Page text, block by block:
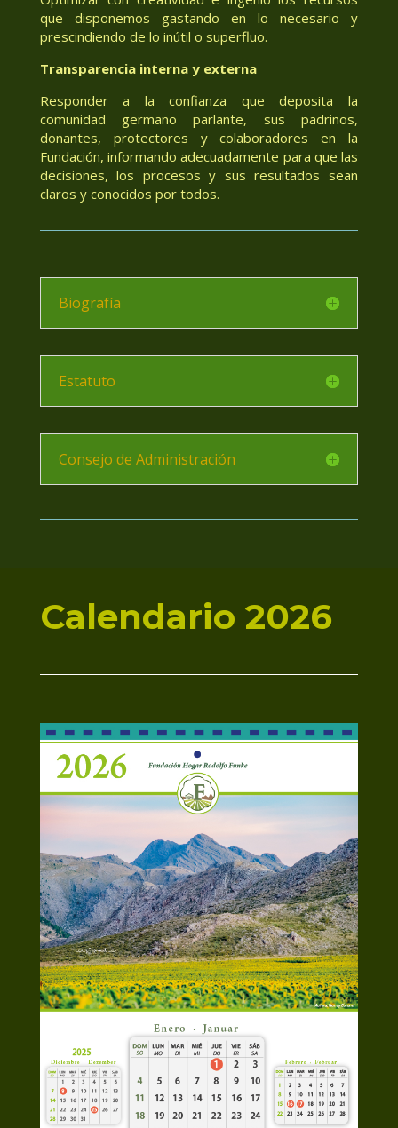
que disponemos gastando en lo necesario y
prescindiendo de lo inútil o superfluo.
Transparencia interna y externa
Responder a la confianza que deposita la
comunidad germano parlante, sus padrinos,
donantes, protectores y colaboradores en la
Fundación, informando adecuadamente para que las
decisiones, los procesos y sus resultados sean
claros y conocidos por todos.
Biografía
Estatuto
Consejo de Administración
Calendario 2026